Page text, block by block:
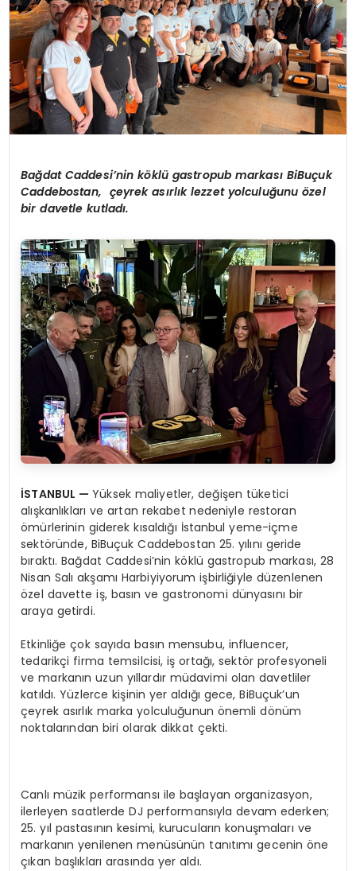
YAŞAM
Bağdat Caddesi’nin köklü gastropub markası BiBuçuk
Caddebostan, çeyrek asırlık lezzet yolculuğunu özel
bir davetle kutladı.
İSTANBUL —Yüksek maliyetler, değişen tüketici
alışkanlıkları ve artan rekabet nedeniyle restoran
ömürlerinin giderek kısaldığı İstanbul yeme-içme
sektöründe, BiBuçuk Caddebostan 25. yılını geride
bıraktı. Bağdat Caddesi’nin köklü gastropub markası, 28
Nisan Salı akşamı Harbiyiyorum işbirliğiyle düzenlenen
özel davette iş, basın ve gastronomi dünyasını bir
araya getirdi.
Etkinliğe çok sayıda basın mensubu, influencer,
tedarikçi firma temsilcisi, iş ortağı, sektör profesyoneli
ve markanın uzun yıllardır müdavimi olan davetliler
katıldı. Yüzlerce kişinin yer aldığı gece, BiBuçuk’un
çeyrek asırlık marka yolculuğunun önemli dönüm
noktalarından biri olarak dikkat çekti.
Canlı müzik performansı ile başlayan organizasyon,
ilerleyen saatlerde DJ performansıyla devam ederken;
25. yıl pastasının kesimi, kurucuların konuşmaları ve
markanın yenilenen menüsünün tanıtımı gecenin öne
çıkan başlıkları arasında yer aldı.